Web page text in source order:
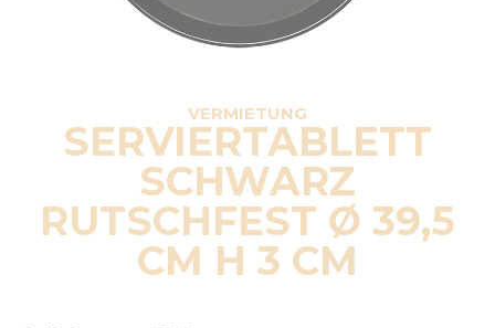
VERMIETUNG
SERVIERTABLETT
SCHWARZ
RUTSCHFEST Ø 39,5
CM H 3 CM